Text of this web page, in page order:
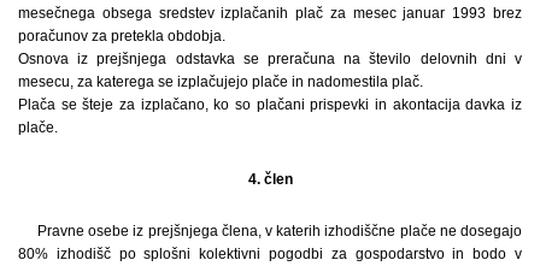
mesečnega obsega sredstev izplačanih plač za mesec januar 1993 brez
poračunov za pretekla obdobja.
Osnova iz prejšnjega odstavka se preračuna na število delovnih dni v
mesecu, za katerega se izplačujejo plače in nadomestila plač.
Plača se šteje za izplačano, ko so plačani prispevki in akontacija davka iz
plače.
4. člen
Pravne osebe iz prejšnjega člena, v katerih izhodiščne plače ne dosegajo
80% izhodišč po splošni kolektivni pogodbi za gospodarstvo in bodo v